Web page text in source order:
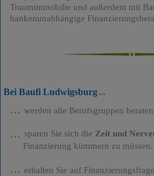
Traumimmobilie und außerdem mit
bankenunabhängige
Bei Baufi Ludwigsburg
werden alle Berufsgruppen
sparen Sie sich die Zeit und
Finanzierung kümmern zu müssen.
erhalten Sie auf